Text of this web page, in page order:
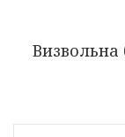
Визвольна